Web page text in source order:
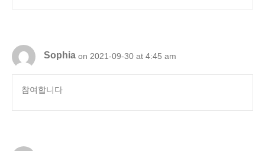
Sophia on 2021-09-30 at 4:45 am
참여합니다